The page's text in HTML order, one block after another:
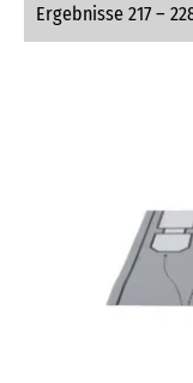
Ergebnisse 217 –